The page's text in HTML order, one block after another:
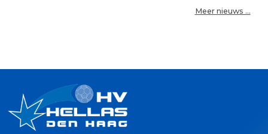
Meer nieuws …